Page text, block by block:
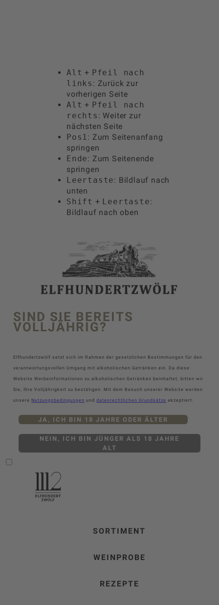
Alt + Pfeil nach
links : Zurück zur
vorherigen Seite
Alt + Pfeil nach
rechts : Weiter zur
nächsten Seite
Pos1: Zum Seitenanfang
springen
Ende: Zum Seitenende
springen
Leertaste: Bildlauf nach
unten
Shift + Leertaste:
Bildlauf nach oben
SIND SIE BEREITS
VOLLJÄHRIG?
Elfhundertzwölf setzt sich im Rahmen der gesetzlichen Bestimmungen für den
verantwortungsvollen Umgang mit alkoholischen Getränken ein. Da diese
Website Werbeinformationen zu alkoholischen Getränken beinhaltet, bitten wir
Sie, Ihre Volljährigkeit zu bestätigen. Mit dem Besuch unserer Website werden
unsere Nutzungsbedingungen unddatenrechtlichen Grundsätze akzeptiert.
JA, ICH BIN 18 JAHRE ODER ÄLTER
NEIN, ICH BIN JÜNGER ALS 18 JAHRE
ALT
SORTIMENT
WEINPROBE
REZEPTE